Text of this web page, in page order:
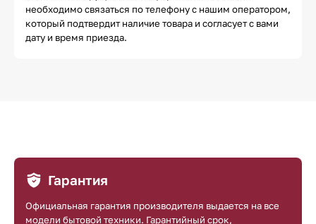
необходимо связаться по телефону с нашим оператором,
который подтвердит наличие товара и согласует с вами
дату и время приезда.
Гарантия
Официальная гарантия производителя выдается на все
модели бытовой техники. Гарантийный срок,